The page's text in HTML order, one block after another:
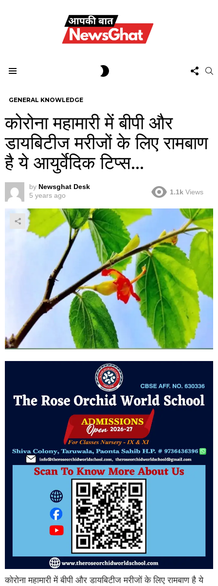
US
GENERAL KNOWLEDGE
कोरोना महामारी में बीपी और
डायबिटीज मरीजों के लिए रामबाण
है ये आयुर्वेदिक टिप्स…
by Newsghat Desk
5 years ago
1.1k Views
कोरोना महामारी में बीपी और डायबिटीज मरीजों के लिए रामबाण है ये